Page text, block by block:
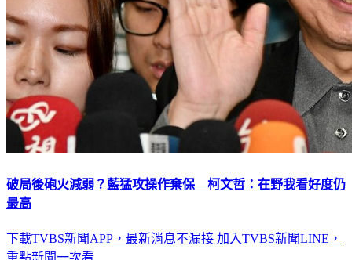
破局後砲火減弱？藍猛攻操作棄保 柯文哲：在野我看好度仍
最高
下載TVBS新聞APP，最新消息不漏接 加入TVBS新聞LINE，
重點新聞一次看